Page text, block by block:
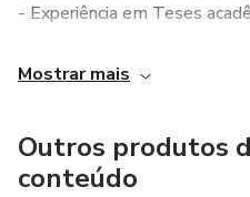
- Experiência em Teses
Acredito que ensinar é um
dos alunos e dos docentes.
Mostrar mais
Outros produtos
conteúdo